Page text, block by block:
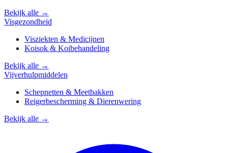
Bekijk alle →
Visgezondheid
Visziekten & Medicijnen
Koisok & Koibehandeling
Bekijk alle →
Vijverhulpmiddelen
Schepnetten & Meetbakken
Reigerbescherming & Dierenwering
Bekijk alle →